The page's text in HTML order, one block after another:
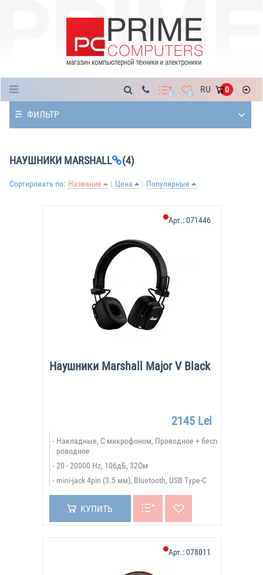
0 0 RU 0
ФИЛЬТР
НАУШНИКИ MARSHALL (4)
Сортировать по: Название Цена Популярные
Наушники Marshall Major V Black
Арт.:071446
2145 Lei
Накладные, С микрофоном, Проводное + бесп
роводное
20 - 20000 Hz, 106дБ, 32Ом
mini-jack 4pin (3.5 мм), Bluetooth, USB Type-C
КУПИТЬ
Арт.:078011